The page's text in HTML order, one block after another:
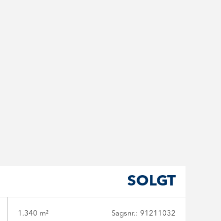
SOLGT
1.340 m² Sagsnr.: 91211032